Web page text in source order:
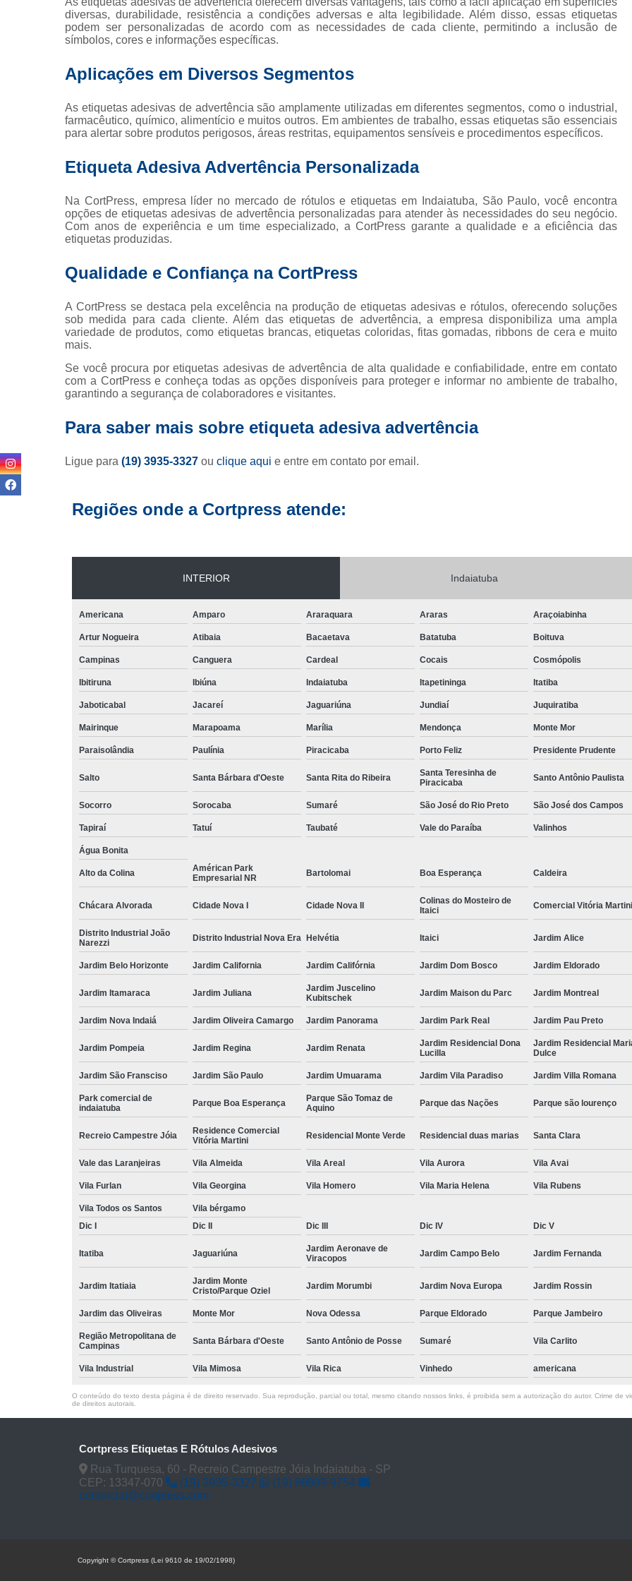
Etiqueta Adesiva Rolo
Etiqueta de Rolo Rolo de
Rolo de Etiqueta Térmica
Rolo Etiqueta Rolo Etiqueta Adesiva
Rótulos Adesivos para Alimentos
Rótulos e Etiquetas Adesivas
Rótulos para
diversas, durabilidade, resistência a condições adversas e alta legibilidade. Além disso, essas etiquetas
podem ser personalizadas de acordo com as necessidades de cada cliente, permitindo a inclusão de
símbolos, cores e informações específicas.
Aplicações em Diversos Segmentos
As etiquetas adesivas de advertência são amplamente utilizadas em diferentes segmentos, como o industrial,
farmacêutico, químico, alimentício e muitos outros. Em ambientes de trabalho, essas etiquetas são essenciais
para alertar sobre produtos perigosos, áreas restritas, equipamentos sensíveis e procedimentos específicos.
Etiqueta Adesiva Advertência Personalizada
Na CortPress, empresa líder no mercado de rótulos e etiquetas em Indaiatuba, São Paulo, você encontra
opções de etiquetas adesivas de advertência personalizadas para atender às necessidades do seu negócio.
Com anos de experiência e um time especializado, a CortPress garante a qualidade e a eficiência das
etiquetas produzidas.
Qualidade e Confiança na CortPress
A CortPress se destaca pela excelência na produção de etiquetas adesivas e rótulos, oferecendo soluções
sob medida para cada cliente. Além das etiquetas de advertência, a empresa disponibiliza uma ampla
variedade de produtos, como etiquetas brancas, etiquetas coloridas, fitas gomadas, ribbons de cera e muito
mais.
Se você procura por etiquetas adesivas de advertência de alta qualidade e confiabilidade, entre em contato
com a CortPress e conheça todas as opções disponíveis para proteger e informar no ambiente de trabalho,
garantindo a segurança de colaboradores e visitantes.
Para saber mais sobre etiqueta adesiva advertência
Ligue para (19) 3935-3327 ou clique aqui e entre em contato por email.
Regiões onde a Cortpress atende:
INTERIOR Indaiatuba
Americana Amparo Araraquara Araras Araçoiabinha
Artur Nogueira Atibaia Bacaetava Batatuba Boituva
Campinas Canguera Cardeal Cocais Cosmópolis
Ibitiruna Ibiúna Indaiatuba Itapetininga Itatiba
Jaboticabal Jacareí Jaguariúna Jundiaí Juquiratiba
Mairinque Marapoama Marília Mendonça Monte Mor
Paraisolândia Paulínia Piracicaba Porto Feliz Presidente Prudente
Salto Santa Bárbara d'Oeste Santa Rita do Ribeira
Santa Teresinha de
Piracicaba
Santo Antônio Paulista
Socorro Sorocaba Sumaré São José do Rio Preto São José dos Campos
Tapiraí Tatuí Taubaté Vale do Paraíba Valinhos
Água Bonita
Alto da Colina
Américan Park
Empresarial NR
Bartolomai Boa Esperança Caldeira
Chácara Alvorada Cidade Nova I Cidade Nova II
Colinas do Mosteiro de
Itaici
Comercial Vitória Martini
Distrito Industrial João
Narezzi
Distrito Industrial Nova Era Helvétia Itaici Jardim Alice
Jardim Belo Horizonte Jardim California Jardim Califórnia Jardim Dom Bosco Jardim Eldorado
Jardim Itamaraca Jardim Juliana
Jardim Juscelino
Kubitschek
Jardim Maison du Parc Jardim Montreal
Jardim Nova Indaiá Jardim Oliveira Camargo Jardim Panorama Jardim Park Real Jardim Pau Preto
Jardim Pompeia Jardim Regina Jardim Renata
Jardim Residencial Dona
Lucilla
Jardim Residencial
Dulce
Jardim São Fransciso Jardim São Paulo Jardim Umuarama Jardim Vila Paradiso Jardim Villa Romana
Park comercial de
indaiatuba
Parque Boa Esperança
Parque São Tomaz de
Aquino
Parque das Nações Parque são lourenço
Recreio Campestre Jóia
Residence Comercial
Vitória Martini
Residencial Monte Verde Residencial duas marias Santa Clara
Vale das Laranjeiras Vila Almeida Vila Areal Vila Aurora Vila Avai
Vila Furlan Vila Georgina Vila Homero Vila Maria Helena Vila Rubens
Vila Todos os Santos
Vila bérgamo
Dic I
Dic II Dic III Dic IV Dic V
Itatiba Jaguariúna
Jardim Aeronave de
Viracopos
Jardim Campo Belo Jardim Fernanda
Jardim Itatiaia
Jardim Monte
Cristo/Parque Oziel
Jardim Morumbi Jardim Nova Europa Jardim Rossin
Jardim das Oliveiras Monte Mor Nova Odessa Parque Eldorado Parque Jambeiro
Região Metropolitana de
Campinas
Santa Bárbara d'Oeste Santo Antônio de Posse Sumaré Vila Carlito
Vila Industrial Vila Mimosa Vila Rica Vinhedo americana
O conteúdo do texto desta página é de direito reservado. Sua reprodução, parcial ou total, mesmo citando nossos links, é proibida sem a autorização do autor. Crime de
de direitos autorais
Cortpress Etiquetas E Rótulos Adesivos
Rua Turquesa, 60 - Recreio Campestre Jóia Indaiatuba - SP
CEP: 13347-070
(19) 3935-3327
(19) 99899-9754
comercial@cortpress.com
Copyright © Cortpress (Lei 9610 de 19/02/1998)